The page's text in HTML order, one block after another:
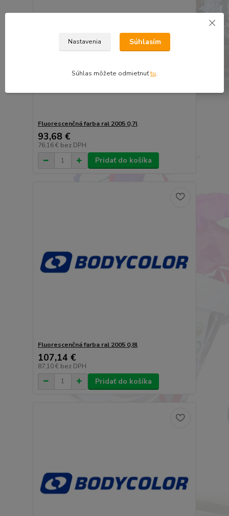
Fluorescenčná farba ral 2005 0,7l
93,68 €
76,16 € bez DPH
Pridať do košíka
Fluorescenčná farba ral 2005 0,8l
107,14 €
87,10 € bez DPH
Pridať do košíka
Nastavenia Súhlasím
Súhlas môžete odmietnuťtu.